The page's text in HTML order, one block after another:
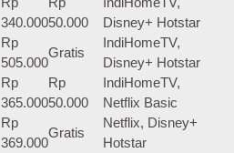
340.00050.000
Disney+ Hotstar
Rp
505.000
Gratis
IndiHomeTV,
Disney+ Hotstar
Rp
365.000
Rp
50.000
IndiHomeTV,
Netflix Basic
Rp
369.000
Gratis
Netflix, Disney+
Hotstar